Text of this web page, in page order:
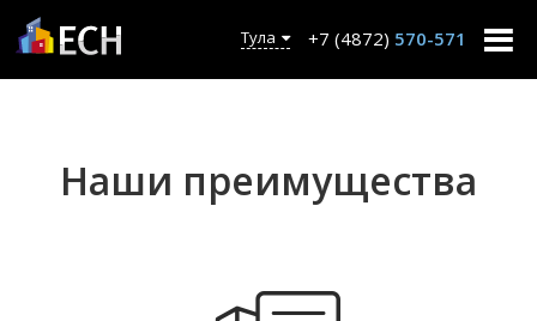
Тула +7 (4872) 570-571
Наши преимущества